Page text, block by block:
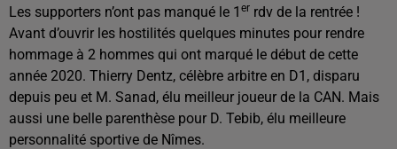
Les supporters n’ont pas manqué le 1 er rdv de la rentrée !
Avant d’ouvrir les hostilités quelques minutes pour rendre
hommage à 2 hommes qui ont marqué le début de cette
année 2020. Thierry Dentz, célèbre arbitre en D1, disparu
depuis peu et M. Sanad, élu meilleur joueur de la CAN. Mais
aussi une belle parenthèse pour D. Tebib, élu meilleure
personnalité sportive de Nîmes.